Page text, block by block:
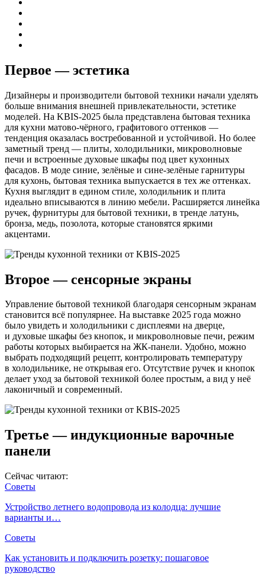
Первое — эстетика
Дизайнеры и производители бытовой техники начали уделять
больше внимания внешней привлекательности, эстетике
моделей. На KBIS-2025 была представлена бытовая техника
для кухни матово-чёрного, графитового оттенков —
тенденция оказалась востребованной и устойчивой. Но более
заметный тренд — плиты, холодильники, микроволновые
печи и встроенные духовые шкафы под цвет кухонных
фасадов. В моде синие, зелёные и сине-зелёные гарнитуры
для кухонь, бытовая техника выпускается в тех же оттенках.
Кухня выглядит в едином стиле, холодильник и плита
идеально вписываются в линию мебели. Расширяется линейка
ручек, фурнитуры для бытовой техники, в тренде латунь,
бронза, медь, позолота, которые становятся яркими
акцентами.
Второе — сенсорные экраны
Управление бытовой техникой благодаря сенсорным экранам
становится всё популярнее. На выставке 2025 года можно
было увидеть и холодильники с дисплеями на дверце,
и духовые шкафы без кнопок, и микроволновые печи, режим
работы которых выбирается на ЖК-панели. Удобно, можно
выбрать подходящий рецепт, контролировать температуру
в холодильнике, не открывая его. Отсутствие ручек и кнопок
делает уход за бытовой техникой более простым, а вид у неё
лаконичный и современный.
Третье — индукционные варочные
панели
Сейчас читают:
Советы
Устройство летнего водопровода из колодца: лучшие
варианты и…
Советы
Как установить и подключить розетку: пошаговое
руководство